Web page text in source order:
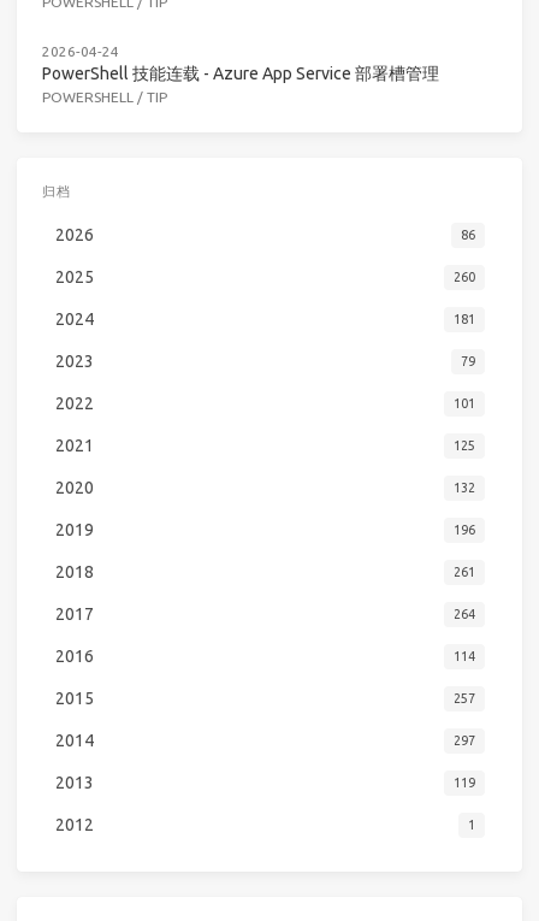
2026-04-24
PowerShell 技能连载 - Azure App Service 部署槽管理
POWERSHELL / TIP
归档
2026 86
2025 260
2024 181
2023 79
2022 101
2021 125
2020 132
2019 196
2018 261
2017 264
2016 114
2015 257
2014 297
2013 119
2012 1